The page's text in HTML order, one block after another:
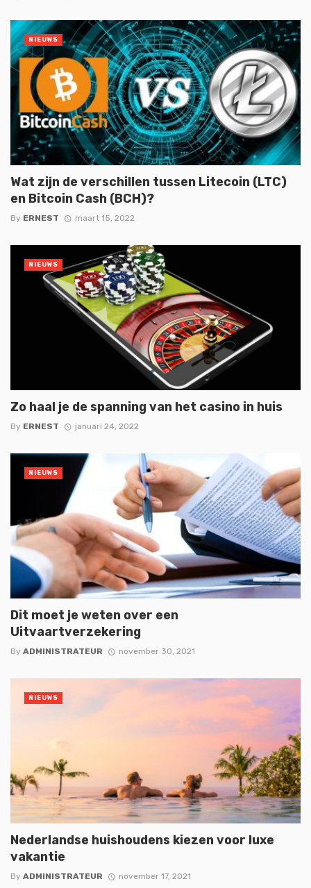
Wat zijn de verschillen tussen Litecoin (LTC)
en Bitcoin Cash (BCH)?
By ERNEST maart 15, 2022
NIEUWS
Zo haal je de spanning van het casino in huis
By ERNEST januari 24, 2022
NIEUWS
Dit moet je weten over een
Uitvaartverzekering
By ADMINISTRATEUR november 30, 2021
NIEUWS
Nederlandse huishoudens kiezen voor luxe
vakantie
By ADMINISTRATEUR november 17, 2021
NIEUWS